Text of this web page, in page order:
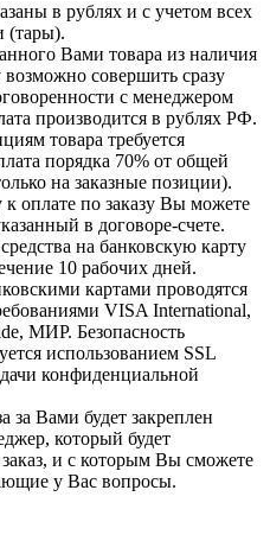
в рублях и с учетом всех
(тары).
Вами товара из наличия
возможно совершить сразу
с менеджером
производится в рублях РФ.
товара требуется
порядка 70% от общей
на заказные позиции).
оплате по заказу Вы можете
в договоре-счете.
на банковскую карту
10 рабочих дней.
картами проводятся
VISA International,
МИР. Безопасность
использованием SSL
конфиденциальной
за Вами будет закреплен
который будет
и с которым Вы сможете
у Вас вопросы.